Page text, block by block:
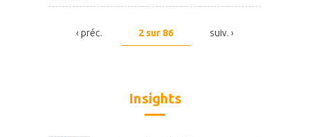
‹ préc. 2 sur 86 suiv. ›
Insights